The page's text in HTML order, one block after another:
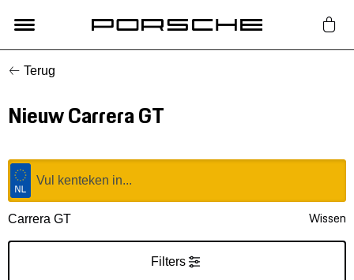
Lifestyle
Auto Accessoires
Classic
Nieuw
Terug
Nieuw Carrera GT
Carrera GT Wissen
Filters